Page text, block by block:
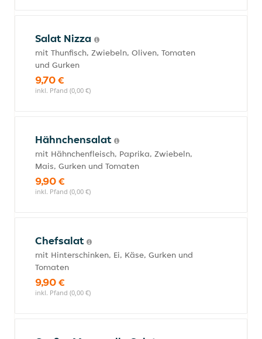
Salat Nizza
mit Thunfisch, Zwiebeln, Oliven, Tomaten
und Gurken
9,70 €
inkl. Pfand (0,00 €)
Hähnchensalat
mit Hähnchenfleisch, Paprika, Zwiebeln,
Mais, Gurken und Tomaten
9,90 €
inkl. Pfand (0,00 €)
Chefsalat
mit Hinterschinken, Ei, Käse, Gurken und
Tomaten
9,90 €
inkl. Pfand (0,00 €)